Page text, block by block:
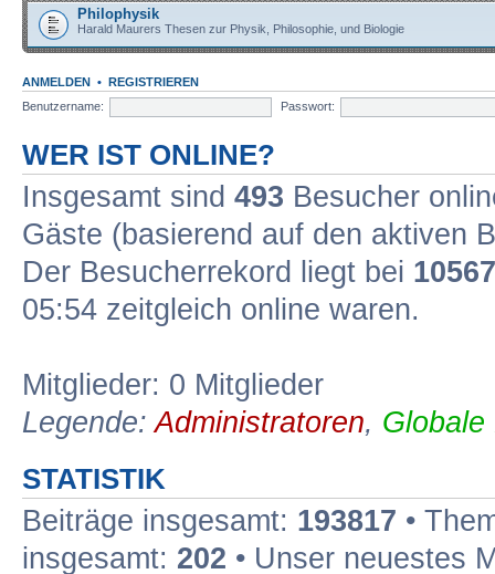
Philophysik
Harald Maurers Thesen zur Physik, Philosophie, und Biologie
ANMELDEN • REGISTRIEREN
Benutzername:
Passwort:
WER IST ONLINE?
Insgesamt sind 493 Besucher
Gäste (basierend auf den aktiven
Der Besucherrekord liegt bei 10567
05:54 zeitgleich online waren.
Mitglieder: 0 Mitglieder
Legende:Administratoren, Globale
STATISTIK
Beiträge insgesamt: 193817 •
insgesamt: 202 • Unser neuestes